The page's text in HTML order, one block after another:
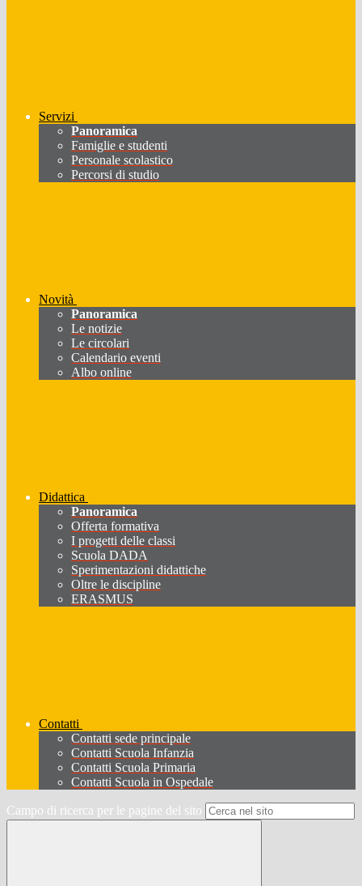
Servizi
Panoramica
Famiglie e studenti
Personale scolastico
Percorsi di studio
Novità
Panoramica
Le notizie
Le circolari
Calendario eventi
Albo online
Didattica
Panoramica
Offerta formativa
I progetti delle classi
Scuola DADA
Sperimentazioni didattiche
Oltre le discipline
ERASMUS
Contatti
Contatti sede principale
Contatti Scuola Infanzia
Contatti Scuola Primaria
Contatti Scuola in Ospedale
Campo di ricerca per le pagine del sito